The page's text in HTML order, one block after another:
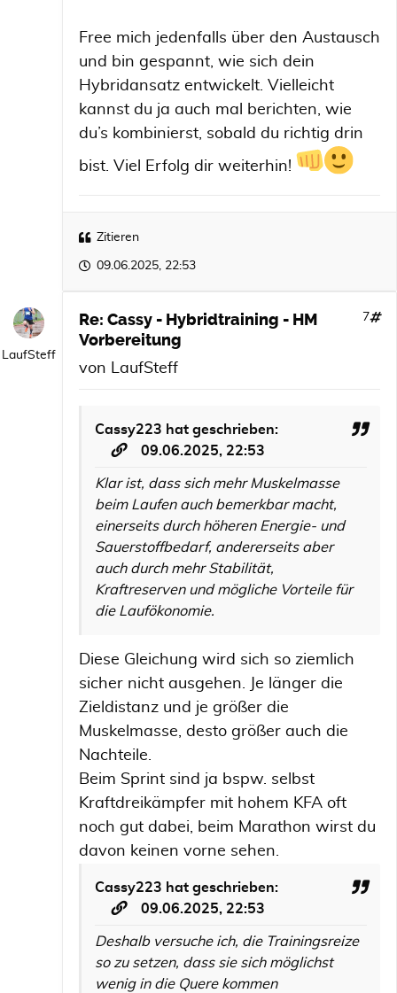
Free mich jedenfalls über den Austausch
und bin gespannt, wie sich dein
Hybridansatz entwickelt. Vielleicht
kannst du ja auch mal berichten, wie
du’s kombinierst, sobald du richtig drin
bist. Viel Erfolg dir weiterhin!
Zitieren
09.06.2025, 22:53
LaufSteff
Re: Cassy - Hybridtraining - HM
Vorbereitung
7
von LaufSteff
Cassy223 hat geschrieben:
09.06.2025, 22:53
Klar ist, dass sich mehr Muskelmasse
beim Laufen auch bemerkbar macht,
einerseits durch höheren Energie- und
Sauerstoffbedarf, andererseits aber
auch durch mehr Stabilität,
Kraftreserven und mögliche Vorteile für
die Laufökonomie.
Diese Gleichung wird sich so ziemlich
sicher nicht ausgehen. Je länger die
Zieldistanz und je größer die
Muskelmasse, desto größer auch die
Nachteile.
Beim Sprint sind ja bspw. selbst
Kraftdreikämpfer mit hohem KFA oft
noch gut dabei, beim Marathon wirst du
davon keinen vorne sehen.
Cassy223 hat geschrieben:
09.06.2025, 22:53
Deshalb versuche ich, die Trainingsreize
so zu setzen, dass sie sich möglichst
wenig in die Quere kommen